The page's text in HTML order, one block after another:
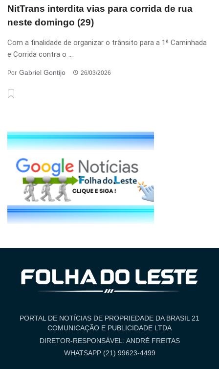
NitTrans interdita vias para corrida de rua
neste domingo (29)
Com a finalidade de organizar o trânsito para a 1ª Caminhada
e Corrida contra o ...
Por Gabriel Gontijo 26/03/2026
PORTAL DE NOTÍCIAS DE PROPRIEDADE DA BRASIL 21
COMUNICAÇÃO E PUBLICIDADE LTDA
DIRETOR-RESPONSÁVEL: ANDRÉ FREITAS
WHATSAPP (21) 99623-4499